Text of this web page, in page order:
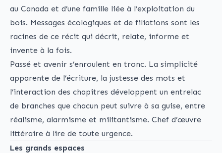
au Canada et d’une famille liée à l’exploitation du
bois. Messages écologiques et de filiations sont les
racines de ce récit qui décrit, relate, informe et
invente à la fois.
Passé et avenir s’enroulent en tronc. La simplicité
apparente de l’écriture, la justesse des mots et
l’interaction des chapitres développent un entrelac
de branches que chacun peut suivre à sa guise, entre
réalisme, alarmisme et militantisme. Chef d’œuvre
littéraire à lire de toute urgence.
Les grands espaces